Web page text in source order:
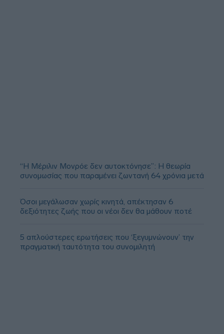
“Η Μέριλιν Μονρόε δεν αυτοκτόνησε”: Η θεωρία
συνομωσίας που παραμένει ζωντανή 64 χρόνια μετά
Όσοι μεγάλωσαν χωρίς κινητά, απέκτησαν 6
δεξιότητες ζωής που οι νέοι δεν θα μάθουν ποτέ
5 απλούστερες ερωτήσεις που ‘ξεγυμνώνουν’ την
πραγματική ταυτότητα του συνομιλητή